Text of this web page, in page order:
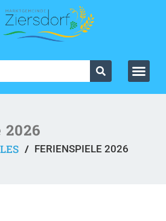
/ FERIENSPIELE 2026